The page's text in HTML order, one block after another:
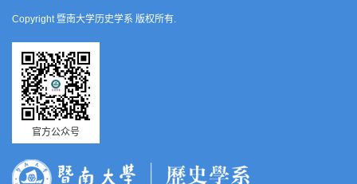
Copyright 暨南大学历史学系 版权所有.
官方公众号